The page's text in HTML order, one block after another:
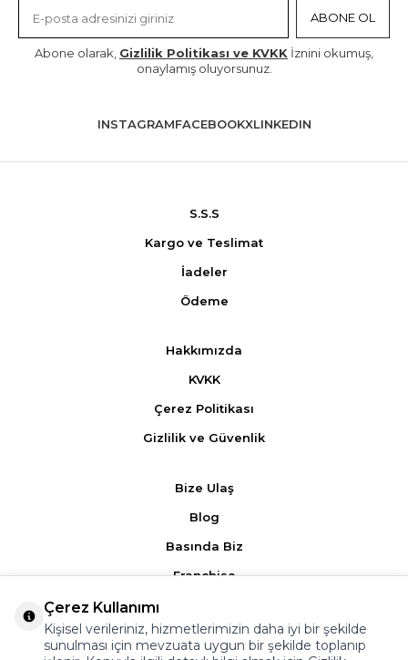
ABONE OL
Abone olarak, Gizlilik Politikası ve KVKK İznini okumuş,
onaylamış oluyorsunuz.
INSTAGRAMFACEBOOKXLINKEDIN
S.S.S
Kargo ve Teslimat
İadeler
Ödeme
Hakkımızda
KVKK
Çerez Politikası
Gizlilik ve Güvenlik
Bize Ulaş
Blog
Basında Biz
Franchise
Ürün Yorumları
Kampanyalar
Çerez Kullanımı
Kişisel verileriniz, hizmetlerimizin daha iyi bir şekilde
sunulması için mevzuata uygun bir şekilde toplanıp